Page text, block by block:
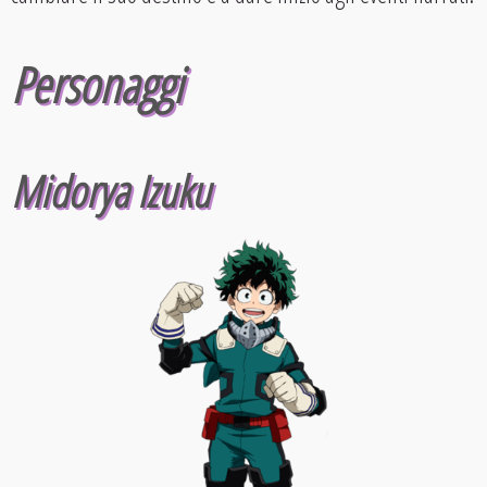
Personaggi
Midorya Izuku